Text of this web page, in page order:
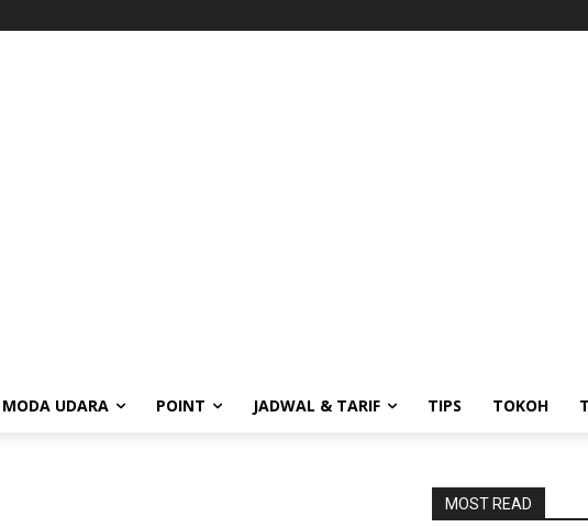
MODA UDARA POINT JADWAL & TARIF TIPS TOKOH
MOST READ